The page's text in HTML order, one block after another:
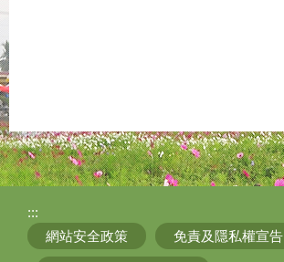
:::
網站安全政策
免責及隱私權宣告